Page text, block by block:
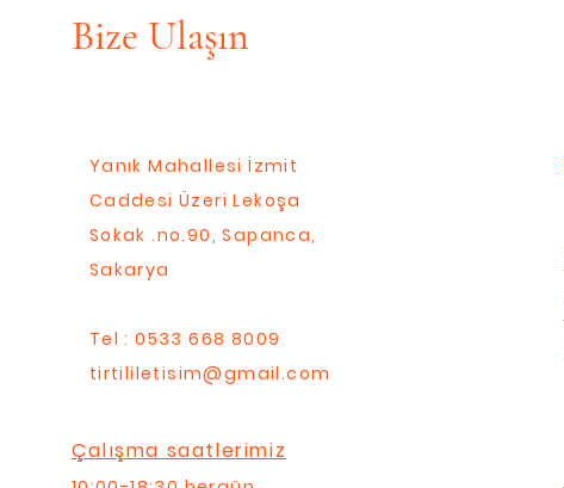
Bize Ulaşın
Yanık Mahallesi İzmit
Caddesi Üzeri Lekoşa
Sokak .no.90, Sapanca,
Sakarya
Tel : 0533 668 8009
tirtililetisim@gmail.com
Çalışma saatlerimiz